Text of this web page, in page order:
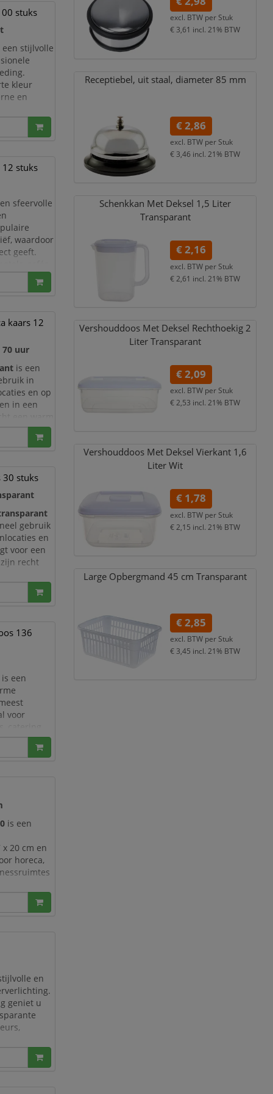
stuks
stijlvolle
kleur
en
stuks
sfeervolle
waardoor
geeft.
kaars 12
70 uur
is een
in
en op
in een
en
30 stuks
gebruik
en
voor een
recht
136
is een
voor
is een
20 cm en
horeca,
lang van
en
geniet u
excl. BTW per Stuk
€ 3,61 incl. 21% BTW
Receptiebel, uit staal, diameter 85 mm
€ 2,86
excl. BTW per Stuk
€ 3,46 incl. 21% BTW
Schenkkan Met Deksel 1,5 Liter
Transparant
€ 2,16
excl. BTW per Stuk
€ 2,61 incl. 21% BTW
Vershouddoos Met Deksel Rechthoekig 2
Liter Transparant
€ 2,09
excl. BTW per Stuk
€ 2,53 incl. 21% BTW
Vershouddoos Met Deksel Vierkant 1,6
Liter Wit
€ 1,78
excl. BTW per Stuk
€ 2,15 incl. 21% BTW
Large Opbergmand 45 cm Transparant
€ 2,85
excl. BTW per Stuk
€ 3,45 incl. 21% BTW